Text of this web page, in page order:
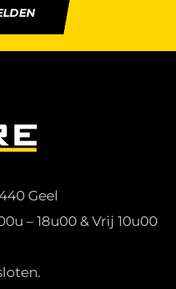
Geel
– 18u00 & Vrij 10u00